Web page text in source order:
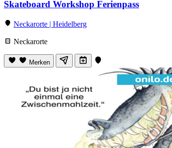
Skateboard Workshop Ferienpass
Neckarorte | Heidelberg
Neckarorte
Merken